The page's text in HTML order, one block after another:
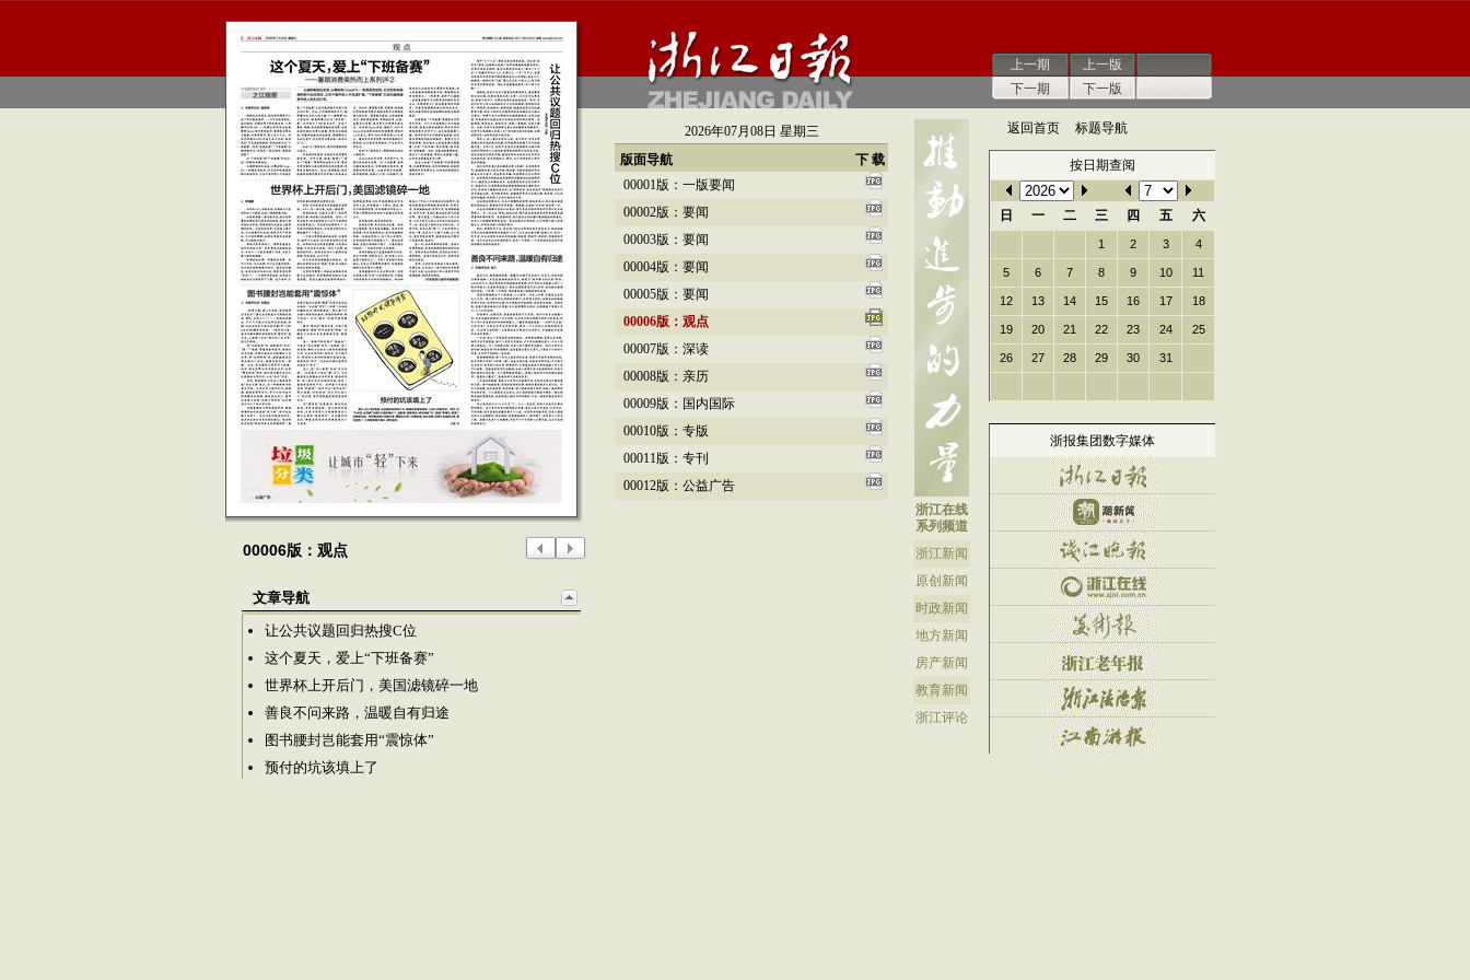
上一期
下一期
上一版
下一版
00006版：观点
文章导航
让公共议题回归热搜C位
这个夏天，爱上“下班备赛”
世界杯上开后门，美国滤镜碎一地
善良不问来路，温暖自有归途
图书腰封岂能套用“震惊体”
预付的坑该填上了
2026年07月08日 星期三
版面导航
下 载
00001版：一版要闻
00002版：要闻
00003版：要闻
00004版：要闻
00005版：要闻
00006版：观点
00007版：深读
00008版：亲历
00009版：国内国际
00010版：专版
00011版：专刊
00012版：公益广告
浙江在线
系列频道
浙江新闻
原创新闻
时政新闻
地方新闻
房产新闻
教育新闻
浙江评论
返回首页 标题导航
按日期查阅
日 一 二 三 四 五 六
1 2 3 4
5 6 7 8 9 10 11
12 13 14 15 16 17 18
19 20 21 22 23 24 25
26 27 28 29 30 31
浙报集团数字媒体